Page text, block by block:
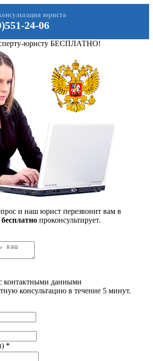
24-06
юриста
юристу БЕСПЛАТНО!
и наш юрист перезвонит вам в
бесплатно проконсультирует.
контактными данными
консультацию в течение 5 минут.
*